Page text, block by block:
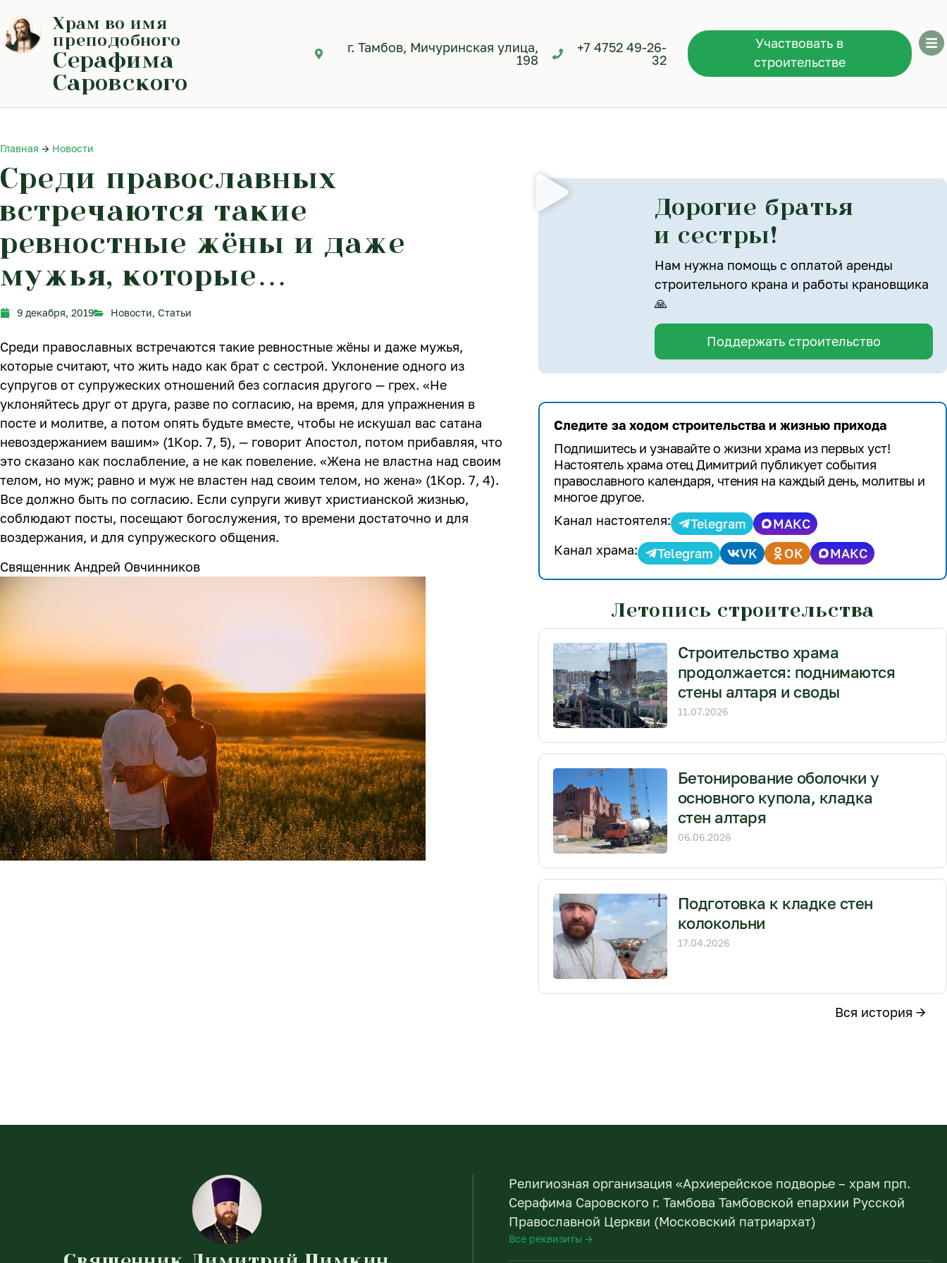
содержимому
Храм во имя
преподобного
Серафима
Саровского
г. Тамбов, Мичуринская улица,
198
+7 4752 49-26-
32
Участвовать в
строительстве
Главная → Новости
Среди православных
встречаются такие
ревностные жёны и даже
мужья, которые…
9 декабря, 2019 Новости, Статьи
Среди православных встречаются такие ревностные жёны и даже мужья,
которые считают, что жить надо как брат с сестрой. Уклонение одного из
супругов от суп­ружеских отношений без согласия другого — грех. «Не
уклоняйтесь друг от друга, разве по согласию, на время, для упражнения в
посте и молитве, а по­том опять будьте вместе, чтобы не искушал вас сатана
невоздержанием вашим» (1Кор. 7, 5), — говорит Апостол, потом прибавляя, что
это сказано как послабление, а не как повеление. «Жена не вла­стна над своим
телом, но муж; равно и муж не вла­стен над своим телом, но жена» (1Кор. 7, 4).
Все должно быть по согласию. Если супруги живут хри­стианской жизнью,
соблюдают посты, посещают бо­гослужения, то времени достаточно и для
воздержа­ния, и для супружеского общения.
Священник Андрей Овчинников
Дорогие братья
и сестры!
Нам нужна помощь с оплатой аренды
строительного крана и работы крановщика
🙏
Поддержать строительство
Следите за ходом строительства и жизнью прихода
Подпишитесь и узнавайте о жизни храма из первых уст!
Настоятель храма отец Димитрий публикует события
православного календаря, чтения на каждый день, молитвы и
многое другое.
Канал настоятеля:
Telegram
МАКС
Канал храма:
Telegram VK OK МАКС
Летопись строительства
Строительство храма
продолжается: поднимаются
стены алтаря и своды
11.07.2026
Бетонирование оболочки у
основного купола, кладка
стен алтаря
06.06.2026
Подготовка к кладке стен
колокольни
17.04.2026
Вся история →
Религиозная организация «Архиерейское подворье – храм прп.
Серафима Саровского г. Тамбова Тамбовской епархии Русской
Православной Церкви (Московский патриархат)
Все реквизиты →